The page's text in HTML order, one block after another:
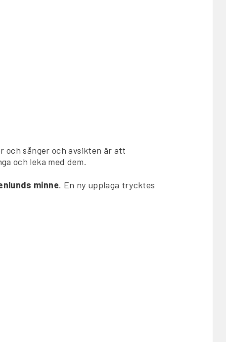
och sånger och avsikten är att
och leka med dem.
minne. En ny upplaga trycktes